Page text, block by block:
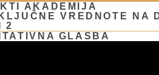
AKADEMIJA
KLJUČNE VREDNOTE NA
2
GLASBA